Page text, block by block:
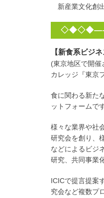
新産業文化創
【新食系ビジ
(東京地区で開
カレッジ『東京
食に関わる新た
ットフォームで
様々な業界や社
研究会を創り、
などによるビジ
研究、共同事業
ICICで提言提案
究会など複数プ